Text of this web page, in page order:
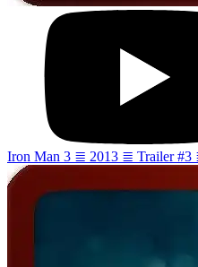
Iron Man 3 ≣ 2013 ≣ Trailer #3